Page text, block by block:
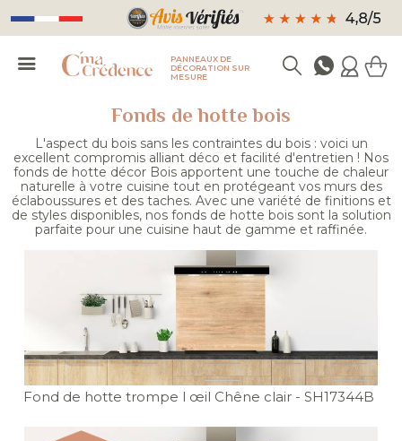
PANNEAUX DE
DÉCORATION SUR
MESURE
Fonds de hotte bois
L'aspect du bois sans les contraintes du bois : voici un
excellent compromis alliant déco et facilité d'entretien ! Nos
fonds de hotte décor Bois apportent une touche de chaleur
naturelle à votre cuisine tout en protégeant vos murs des
éclaboussures et des taches. Avec une variété de finitions et
de styles disponibles, nos fonds de hotte bois sont la solution
parfaite pour une cuisine haut de gamme et raffinée.
Fond de hotte trompe l œil Chêne clair - SH17344B